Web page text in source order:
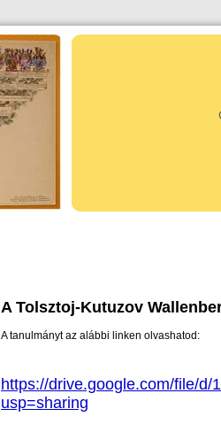
A Tolsztoj-Kutuzov
A tanulmányt az alábbi linken olvashatod:
https://drive.google.com/file/d/
usp=sharing